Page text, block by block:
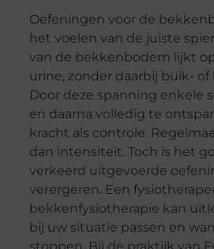
Oefeningen voor de
het voelen van de juiste
van de bekkenbodem lijkt
urine, zonder daarbij buik-
Door deze spanning enkele
en daarna volledig te
kracht als controle.
dan intensiteit. Toch is het
verkeerd uitgevoerde
verergeren. Een
bekkenfysiotherapie kan
bij uw situatie passen en